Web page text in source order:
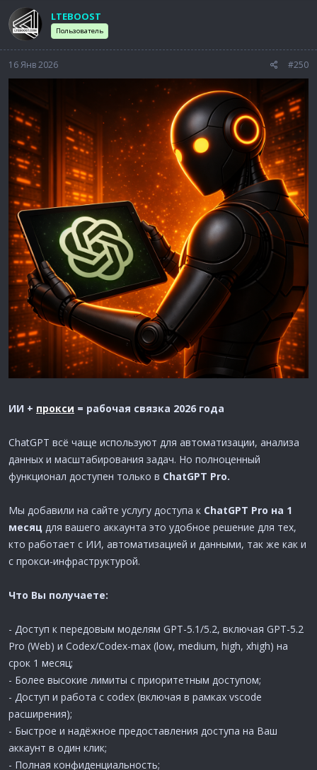
LTEBOOST
Пользователь
16 Янв 2026 #250
ИИ + прокси = рабочая связка 2026 года
ChatGPT всё чаще используют для автоматизации, анализа
данных и масштабирования задач. Но полноценный
функционал доступен только в ChatGPT Pro.
Мы добавили на сайте услугу доступа к ChatGPT Pro на 1
месяц для вашего аккаунта это удобное решение для тех,
кто работает с ИИ, автоматизацией и данными, так же как и
с прокси-инфраструктурой.
Что Вы получаете:
- Доступ к передовым моделям GPT-5.1/5.2, включая GPT-5.2
Pro (Web) и Codex/Codex-max (low, medium, high, xhigh) на
срок 1 месяц;
- Более высокие лимиты с приоритетным доступом;
- Доступ и работа с codex (включая в рамках vscode
расширения);
- Быстрое и надёжное предоставления доступа на Ваш
аккаунт в один клик;
- Полная конфиденциальность;